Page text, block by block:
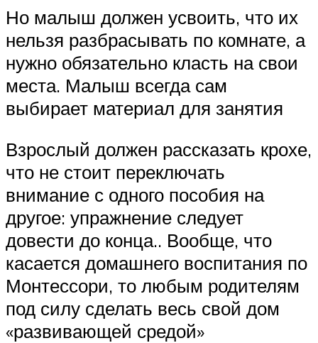
Но малыш должен усвоить, что их
нельзя разбрасывать по комнате, а
нужно обязательно класть на свои
места. Малыш всегда сам
выбирает материал для занятия
Взрослый должен рассказать крохе,
что не стоит переключать
внимание с одного пособия на
другое: упражнение следует
довести до конца.. Вообще, что
касается домашнего воспитания по
Монтессори, то любым родителям
под силу сделать весь свой дом
«развивающей средой»